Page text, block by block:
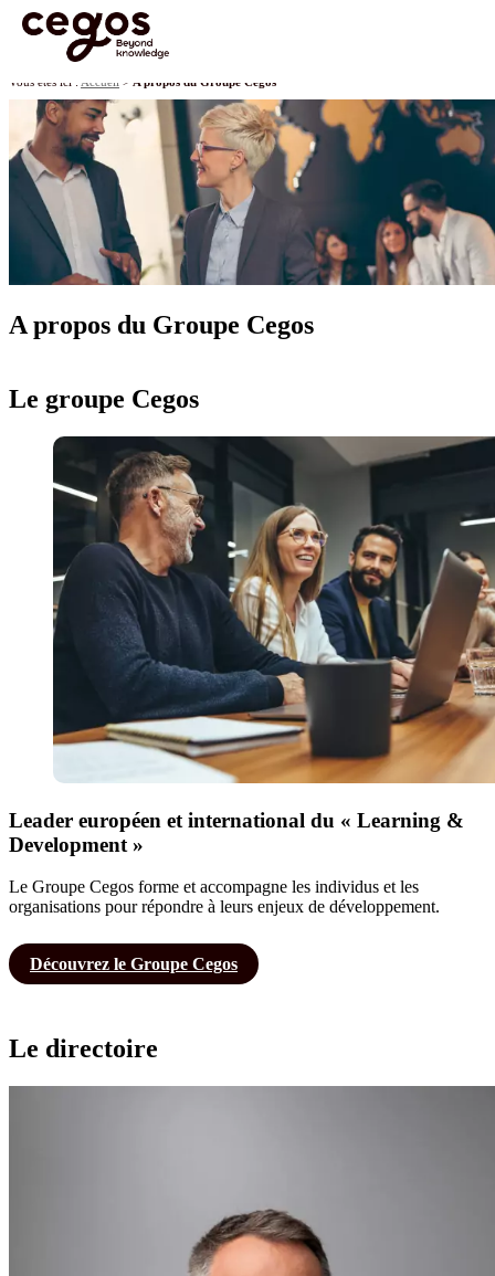
Vous êtes ici : Accueil > A propos du Groupe Cegos
A propos du Groupe Cegos
Le groupe Cegos
Leader européen et international du « Learning &
Development »
Le Groupe Cegos forme et accompagne les individus et les
organisations pour répondre à leurs enjeux de développement.
Découvrez le Groupe Cegos
Le directoire